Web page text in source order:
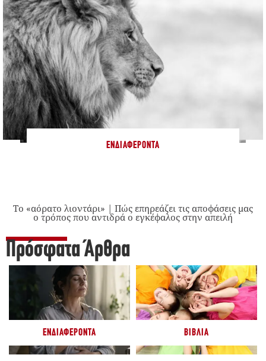
ΕΝΔΙΑΦΈΡΟΝΤΑ
Το «αόρατο λιοντάρι» | Πώς επηρεάζει τις αποφάσεις μας
ο τρόπος που αντιδρά ο εγκέφαλος στην απειλή
Πρόσφατα Άρθρα
ΕΝΔΙΑΦΈΡΟΝΤΑ ΒΙΒΛΊΑ